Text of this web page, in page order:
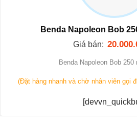
Benda Napoleon Bob
Giá bán:
Benda Napoleon Bob 250
(Đặt hàng nhanh và chờ nhân viên gọi